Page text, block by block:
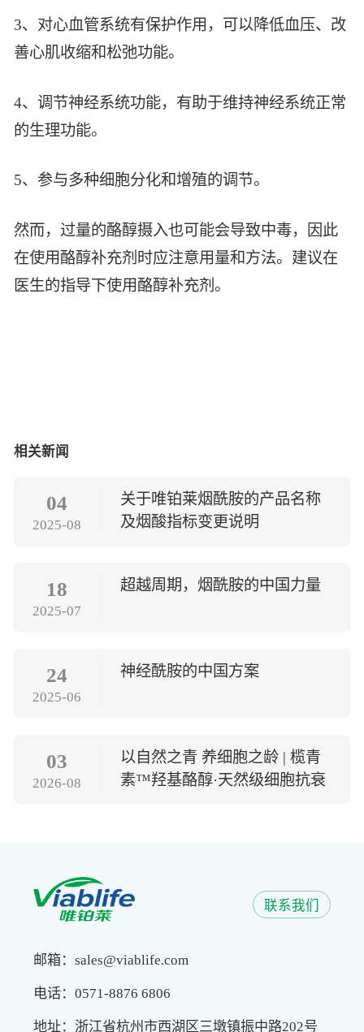
3、对心血管系统有保护作用，可以降低血压、改
善心肌收缩和松弛功能。
4、调节神经系统功能，有助于维持神经系统正常
的生理功能。
5、参与多种细胞分化和增殖的调节。
然而，过量的酪醇摄入也可能会导致中毒，因此
在使用酪醇补充剂时应注意用量和方法。建议在
医生的指导下使用酪醇补充剂。
相关新闻
04
2025-08
关于唯铂莱烟酰胺的产品名称
及烟酸指标变更说明
18
2025-07
超越周期，烟酰胺的中国力量
24
2025-06
神经酰胺的中国方案
03
2026-08
以自然之青 养细胞之龄 | 榄青
素™羟基酪醇·天然级细胞抗衰
联系我们
邮箱：sales@viablife.com
电话：0571-8876 6806
地址：浙江省杭州市西湖区三墩镇振中路202号